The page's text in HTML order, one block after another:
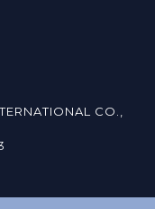
CO.,